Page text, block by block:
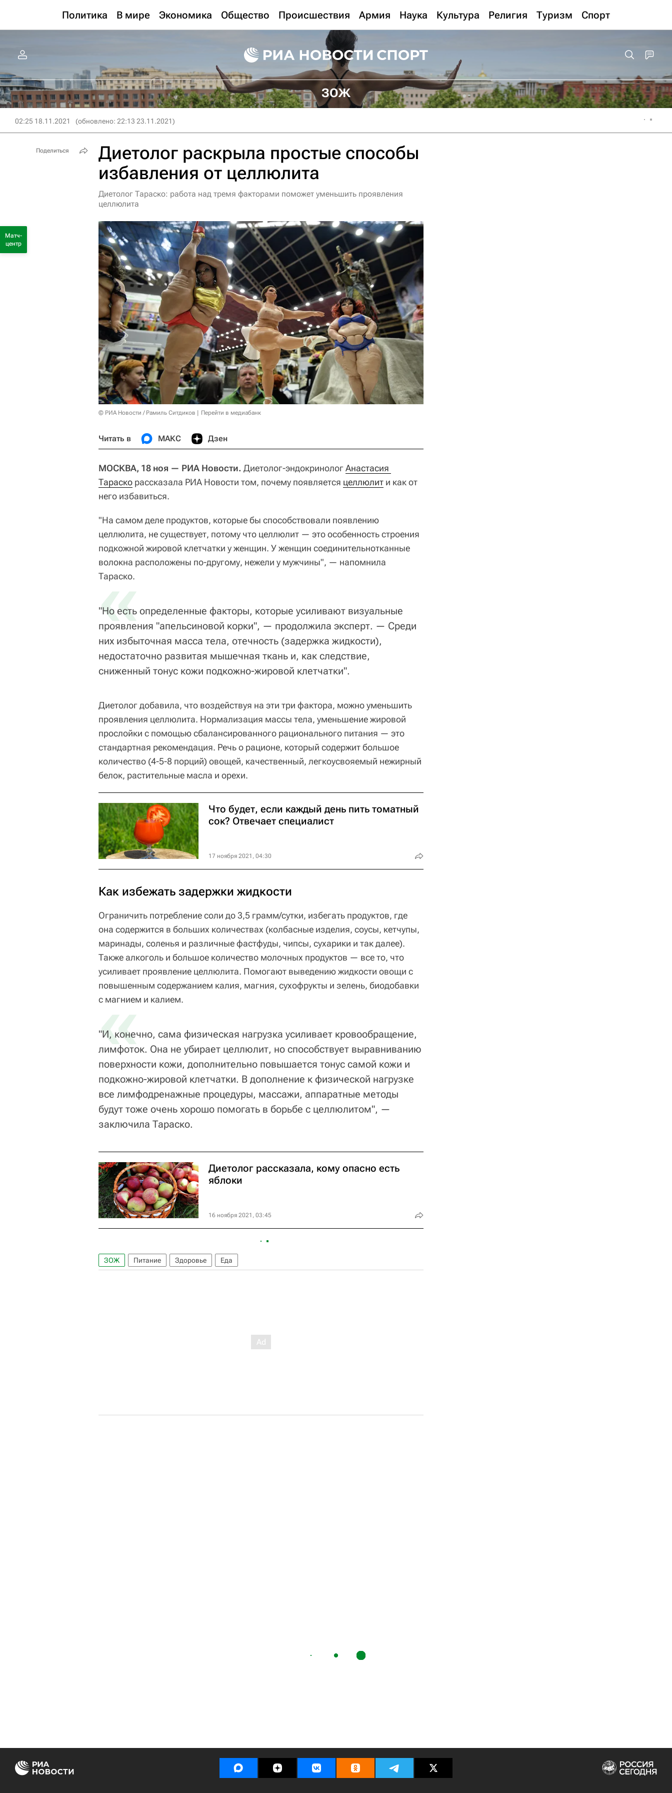
Политика В мире Экономика Общество Происшествия Армия Наука Культура Религия Туризм Спорт
ЗОЖ
02:25 18.11.2021 (обновлено: 22:13 23.11.2021)
Диетолог раскрыла простые способы
избавления от целлюлита
Диетолог Тараско: работа над тремя факторами поможет уменьшить проявления
целлюлита
© РИА Новости / Рамиль Ситдиков Перейти в медиабанк
Читать в МАКС Дзен
МОСКВА, 18 ноя — РИА Новости. Диетолог-эндокринологАнастасия
Тараско рассказала РИА Новости том, почему появляется целлюлит и как от
него избавиться.
"На самом деле продуктов, которые бы способствовали появлению
целлюлита, не существует, потому что целлюлит — это особенность строения
подкожной жировой клетчатки у женщин. У женщин соединительнотканные
волокна расположены по-другому, нежели у мужчины", — напомнила
Тараско.
«
"Но есть определенные факторы, которые усиливают визуальные
проявления "апельсиновой корки", — продолжила эксперт. — Среди
них избыточная масса тела, отечность (задержка жидкости),
недостаточно развитая мышечная ткань и, как следствие,
сниженный тонус кожи подкожно-жировой клетчатки".
Диетолог добавила, что воздействуя на эти три фактора, можно уменьшить
проявления целлюлита. Нормализация массы тела, уменьшение жировой
прослойки с помощью сбалансированного рационального питания — это
стандартная рекомендация. Речь о рационе, который содержит большое
количество (4-5-8 порций) овощей, качественный, легкоусвояемый нежирный
белок, растительные масла и орехи.
Что будет, если каждый день пить томатный
сок? Отвечает специалист
17 ноября 2021, 04:30
Как избежать задержки жидкости
Ограничить потребление соли до 3,5 грамм/сутки, избегать продуктов, где
она содержится в больших количествах (колбасные изделия, соусы, кетчупы,
маринады, соленья и различные фастфуды, чипсы, сухарики и так далее).
Также алкоголь и большое количество молочных продуктов — все то, что
усиливает проявление целлюлита. Помогают выведению жидкости овощи с
повышенным содержанием калия, магния, сухофрукты и зелень, биодобавки
с магнием и калием.
«
"И, конечно, сама физическая нагрузка усиливает кровообращение,
лимфоток. Она не убирает целлюлит, но способствует выравниванию
поверхности кожи, дополнительно повышается тонус самой кожи и
подкожно-жировой клетчатки. В дополнение к физической нагрузке
все лимфодренажные процедуры, массажи, аппаратные методы
будут тоже очень хорошо помогать в борьбе с целлюлитом", —
заключила Тараско.
Диетолог рассказала, кому опасно есть
яблоки
16 ноября 2021, 03:45
ЗОЖ Питание Здоровье Еда
Поделиться
Матч-
центр